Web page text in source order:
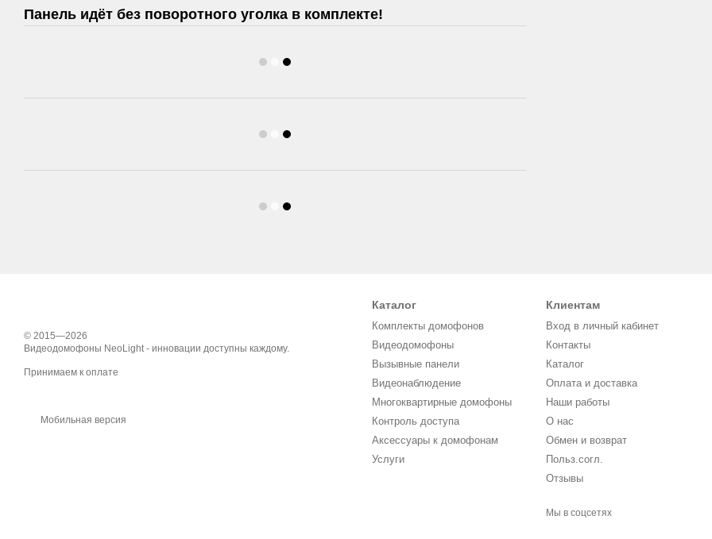
Панель идёт без поворотного уголка в комплекте!
© 2015—2026
Видеодомофоны NeoLight - инновации доступны каждому.
Принимаем к оплате
Мобильная версия
Каталог
Комплекты домофонов
Видеодомофоны
Вызывные панели
Видеонаблюдение
Многоквартирные домофоны
Контроль доступа
Аксессуары к домофонам
Услуги
Клиентам
Вход в личный кабинет
Контакты
Каталог
Оплата и доставка
Наши работы
О нас
Обмен и возврат
Польз.согл.
Отзывы
Мы в соцсетях